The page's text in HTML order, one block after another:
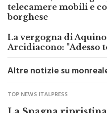
Monreale, caccia agli
telecamere mobili e
borghese
La vergogna di
Arcidiacono: "Adesso
Altre notizie su
TOP NEWS ITALPRESS